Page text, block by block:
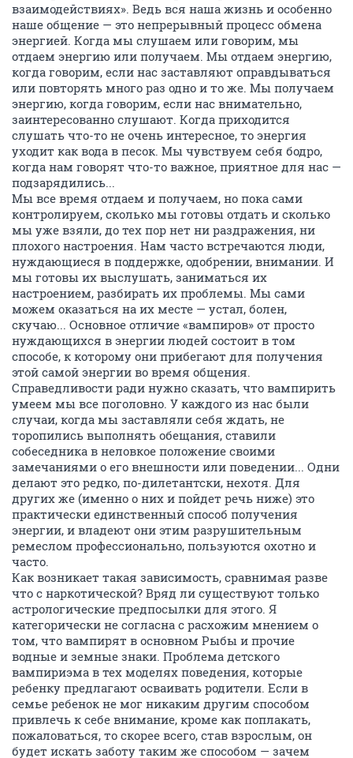
взаимодействиях». Ведь вся наша жизнь и особенно
наше общение — это непрерывный процесс обмена
энергией. Когда мы слушаем или говорим, мы
отдаем энергию или получаем. Мы отдаем энергию,
когда говорим, если нас заставляют оправдываться
или повторять много раз одно и то же. Мы получаем
энергию, когда говорим, если нас внимательно,
заинтересованно слушают. Когда приходится
слушать что-то не очень интересное, то энергия
уходит как вода в песок. Мы чувствуем себя бодро,
когда нам говорят что-то важное, приятное для нас —
подзарядились...
Мы все время отдаем и получаем, но пока сами
контролируем, сколько мы готовы отдать и сколько
мы уже взяли, до тех пор нет ни раздражения, ни
плохого настроения. Нам часто встречаются люди,
нуждающиеся в поддержке, одобрении, внимании. И
мы готовы их выслушать, заниматься их
настроением, разбирать их проблемы. Мы сами
можем оказаться на их месте — устал, болен,
скучаю... Основное отличие «вампиров» от просто
нуждающихся в энергии людей состоит в том
способе, к которому они прибегают для получения
этой самой энергии во время общения.
Справедливости ради нужно сказать, что вампирить
умеем мы все поголовно. У каждого из нас были
случаи, когда мы заставляли себя ждать, не
торопились выполнять обещания, ставили
собеседника в неловкое положение своими
замечаниями о его внешности или поведении... Одни
делают это редко, по-дилетантски, нехотя. Для
других же (именно о них и пойдет речь ниже) это
практически единственный способ получения
энергии, и владеют они этим разрушительным
ремеслом профессионально, пользуются охотно и
часто.
Как возникает такая зависимость, сравнимая разве
что с наркотической? Вряд ли существуют только
астрологические предпосылки для этого. Я
категорически не согласна с расхожим мнением о
том, что вампирят в основном Рыбы и прочие
водные и земные знаки. Проблема детского
вампириэма в тех моделях поведения, которые
ребенку предлагают осваивать родители. Если в
семье ребенок не мог никаким другим способом
привлечь к себе внимание, кроме как поплакать,
пожаловаться, то скорее всего, став взрослым, он
будет искать заботу таким же способом — зачем